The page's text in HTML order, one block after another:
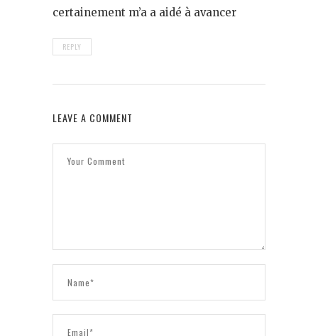
certainement m’a a aidé à avancer
REPLY
LEAVE A COMMENT